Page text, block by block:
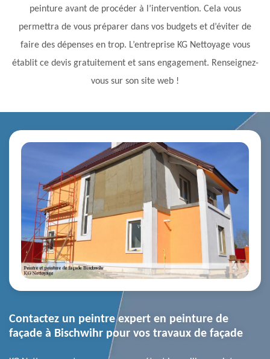
peinture avant de procéder à l’intervention. Cela vous
permettra de vous préparer dans vos budgets et d’éviter de
faire des dépenses en trop. L’entreprise KG Nettoyage vous
établit ce devis gratuitement et sans engagement. Renseignez-
vous sur son site web !
Contactez un peintre expert en peinture de
façade à Bischwihr pour vos travaux de façade